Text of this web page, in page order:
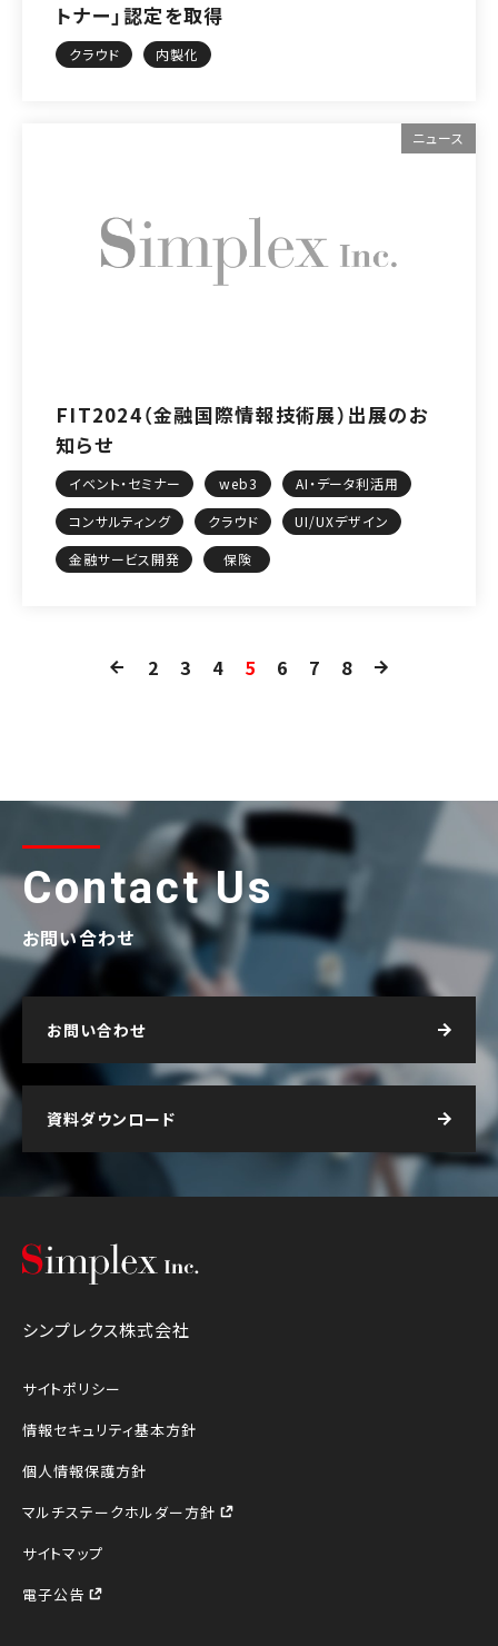
トナー」認定を取得
クラウド 内製化
ニュース
FIT2024（金融国際情報技術展）出展のお
知らせ
イベント・セミナー web3
AI・データ利活用
コンサルティング
クラウド
UI/UXデザイン
金融サービス開発
保険
2 3 4 5 6 7 8
Contact Us
お問い合わせ
お問い合わせ
資料ダウンロード
シンプレクス株式会社
サイトポリシー
情報セキュリティ基本方針
個人情報保護方針
マルチステークホルダー方針
サイトマップ
電子公告